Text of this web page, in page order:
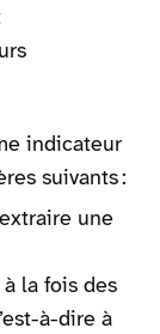
indicateur
suivants :
une
la fois des
à-dire à